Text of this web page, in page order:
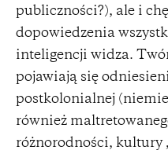
publiczności?), ale i
dopowiedzenia
inteligencji widza.
pojawiają się
postkolonialnej
również
różnorodności, kultury